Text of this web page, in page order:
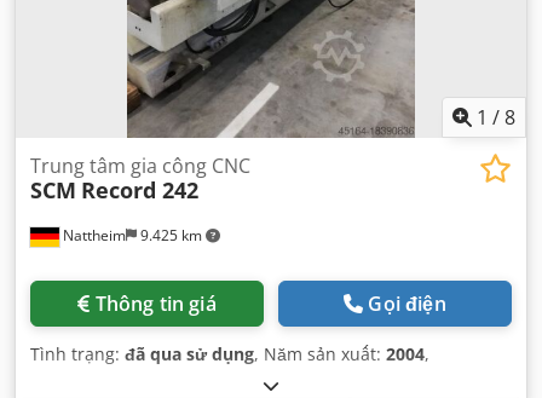
1 /8
Nattheim 9.425 km
Trung tâm gia công CNC
SCM Record 242
Thông tin giá Gọi điện
Tình trạng: đã qua sử dụng, Năm sản xuất: 2004,